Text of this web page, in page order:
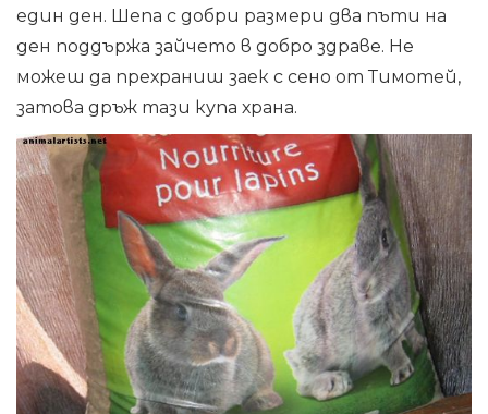
един ден. Шепа с добри размери два пъти на
ден поддържа зайчето в добро здраве. Не
можеш да прехраниш заек с сено от Тимотей,
затова дръж тази купа храна.